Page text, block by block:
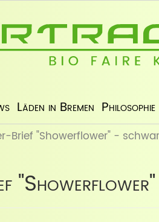
Läden in Bremen Philosophie
Brief "Showerflower" -